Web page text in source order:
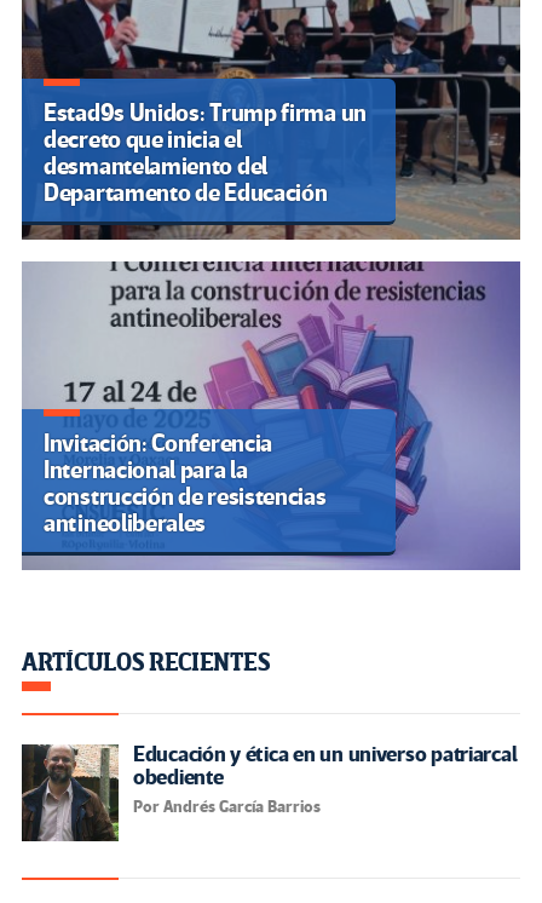
Estad9s Unidos: Trump firma un
decreto que inicia el
desmantelamiento del
Departamento de Educación
Invitación: Conferencia
Internacional para la
construcción de resistencias
antineoliberales
ARTÍCULOS RECIENTES
Educación y ética en un universo patriarcal
obediente
Por Andrés García Barrios